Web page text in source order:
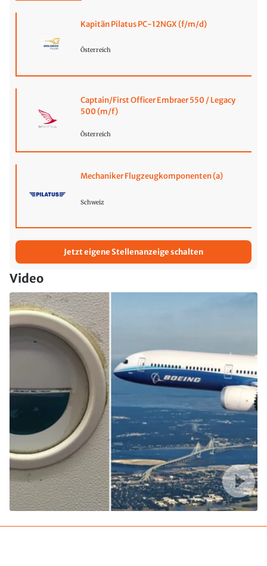
Kapitän Pilatus PC-12NGX (f/m/d)
Österreich
Captain/First Officer Embraer 550 / Legacy
500 (m/f)
Österreich
Mechaniker Flugzeugkomponenten (a)
Schweiz
Jetzt eigene Stellenanzeige schalten
Video